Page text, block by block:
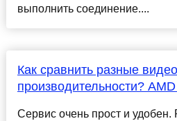
выполнить соединение....
Как сравнить разные
производительности?
Сервис очень прост и удобен.